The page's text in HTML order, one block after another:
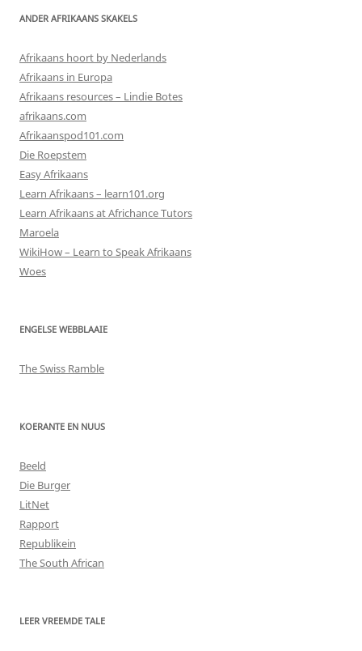
ANDER AFRIKAANS SKAKELS
Afrikaans hoort by Nederlands
Afrikaans in Europa
Afrikaans resources – Lindie Botes
afrikaans.com
Afrikaanspod101.com
Die Roepstem
Easy Afrikaans
Learn Afrikaans – learn101.org
Learn Afrikaans at Africhance Tutors
Maroela
WikiHow – Learn to Speak Afrikaans
Woes
ENGELSE WEBBLAAIE
The Swiss Ramble
KOERANTE EN NUUS
Beeld
Die Burger
LitNet
Rapport
Republikein
The South African
LEER VREEMDE TALE